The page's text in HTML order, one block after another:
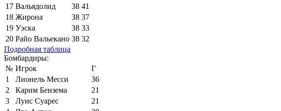
17 Вальядолид 38 41
18 Жирона 38 37
19 Уэска 38 33
20 Райо Вальекано 38 32
Подробная таблица
Бомбардиры:
№ Игрок
Г
1
Лионель Месси
36
2
Карим Бензема
21
3
Луис Суарес
21